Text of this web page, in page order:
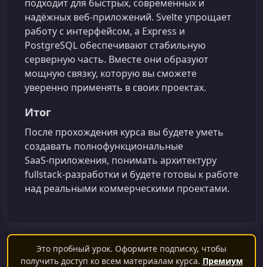
подходит для быстрых, современных и
надёжных веб‑приложений. Svelte упрощает
работу с интерфейсом, а Express и
PostgreSQL обеспечивают стабильную
серверную часть. Вместе они образуют
мощную связку, которую вы сможете
уверенно применять в своих проектах.
Итог
После прохождения курса вы будете уметь
создавать полнофункциональные
SaaS‑приложения, понимать архитектуру
fullstack‑разработки и будете готовы к работе
над реальными коммерческими проектами.
Это пробный урок. Оформите подписку, чтобы
получить доступ ко всем материалам курса. Премиум